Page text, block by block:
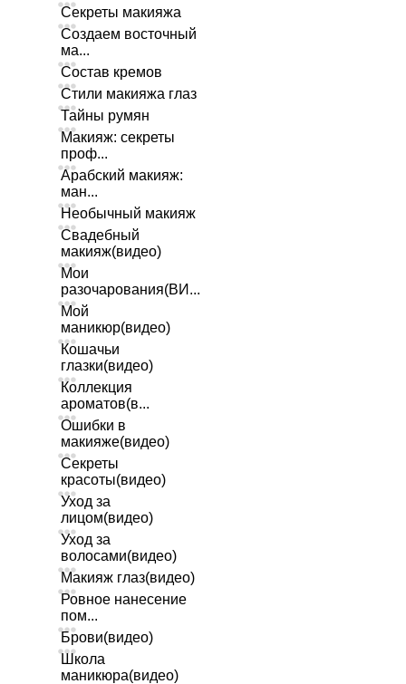
Секреты макияжа
Создаем восточный
ма...
Состав кремов
Стили макияжа глаз
Тайны румян
Макияж: секреты
проф...
Арабский макияж:
ман...
Необычный макияж
Свадебный
макияж(видео)
Мои
разочарования(ВИ...
Мой
маникюр(видео)
Кошачьи
глазки(видео)
Коллекция
ароматов(в...
Ошибки в
макияже(видео)
Секреты
красоты(видео)
Уход за
лицом(видео)
Уход за
волосами(видео)
Макияж глаз(видео)
Ровное нанесение
пом...
Брови(видео)
Школа
маникюра(видео)